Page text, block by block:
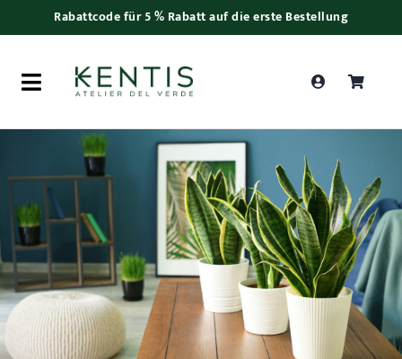
Rabattcode für 5 % Rabatt auf die erste Bestellung
Toggle
Navigation
Products
Frauentag
Pflanzen
Bonsai